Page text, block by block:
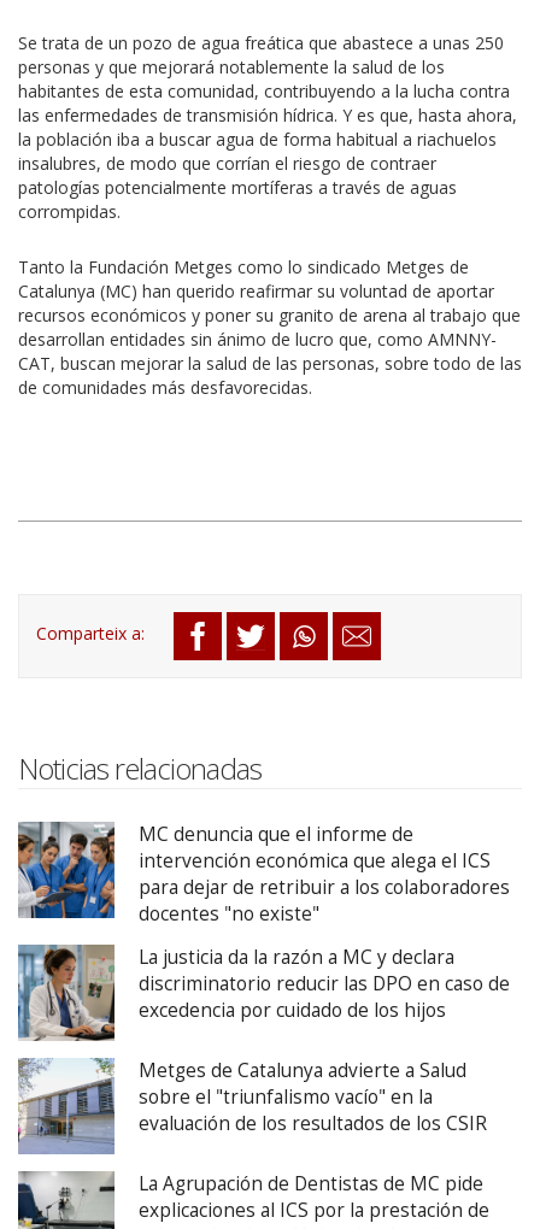
Se trata de un pozo de agua freática que abastece a unas 250
personas y que mejorará notablemente la salud de los
habitantes de esta comunidad, contribuyendo a la lucha contra
las enfermedades de transmisión hídrica. Y es que, hasta ahora,
la población iba a buscar agua de forma habitual a riachuelos
insalubres, de modo que corrían el riesgo de contraer
patologías potencialmente mortíferas a través de aguas
corrompidas.
Tanto la Fundación Metges como lo sindicado Metges de
Catalunya (MC) han querido reafirmar su voluntad de aportar
recursos económicos y poner su granito de arena al trabajo que
desarrollan entidades sin ánimo de lucro que, como AMNNY-
CAT, buscan mejorar la salud de las personas, sobre todo de las
de comunidades más desfavorecidas.
Noticias relacionadas
MC denuncia que el informe de
intervención económica que alega el ICS
para dejar de retribuir a los colaboradores
docentes "no existe"
La justicia da la razón a MC y declara
discriminatorio reducir las DPO en caso de
excedencia por cuidado de los hijos
Metges de Catalunya advierte a Salud
sobre el "triunfalismo vacío" en la
evaluación de los resultados de los CSIR
La Agrupación de Dentistas de MC pide
explicaciones al ICS por la prestación de